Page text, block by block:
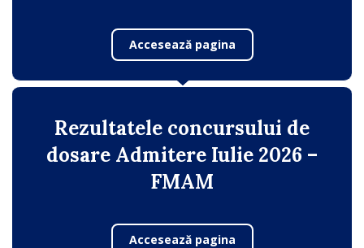
Accesează pagina
Rezultatele concursului de
dosare Admitere Iulie 2026 –
FMAM
Accesează pagina